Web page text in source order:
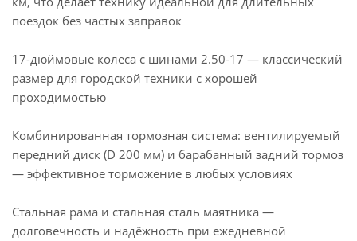
поездок без частых заправок
17-дюймовые колёса с шинами 2.50-17 — классический
размер для городской техники с хорошей
проходимостью
Комбинированная тормозная система: вентилируемый
передний диск (D 200 мм) и барабанный задний тормоз
— эффективное торможение в любых условиях
Стальная рама и стальная сталь маятника —
долговечность и надёжность при ежедневной